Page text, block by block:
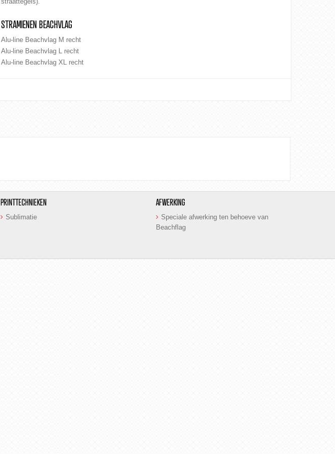
STRAMIENEN BEACHVLAG
Alu-line Beachvlag M recht
Alu-line Beachvlag L recht
Alu-line Beachvlag XL recht
PRINTTECHNIEKEN
Sublimatie
AFWERKING
Speciale afwerking ten behoeve van
Beachflag